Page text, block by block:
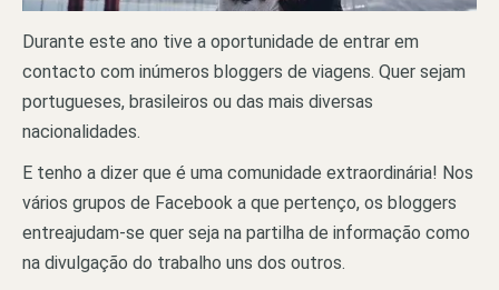
Durante este ano tive a oportunidade de entrar em
contacto com inúmeros bloggers de viagens. Quer sejam
portugueses, brasileiros ou das mais diversas
nacionalidades.
E tenho a dizer que é uma comunidade extraordinária! Nos
vários grupos de Facebook a que pertenço, os bloggers
entreajudam-se quer seja na partilha de informação como
na divulgação do trabalho uns dos outros.